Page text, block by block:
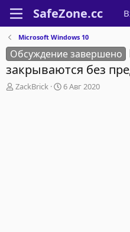
Microsoft Windows 10
Обсуждение завершено
закрываются без
А
ZackBrick
Д
6 Авг 2020